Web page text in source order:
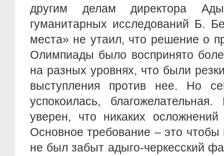
другим делам директора
гуманитарных исследований Б.
места» не утаил, что решение о
Олимпиады было воспринято
на разных уровнях, что были
выступления против нее. Но
успокоилась,
уверен, что никаких
Основное требование – это
не был забыт адыго-черкесский